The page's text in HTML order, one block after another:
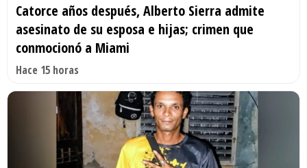
Catorce años después, Alberto Sierra admite
asesinato de su esposa e hijas; crimen que
conmocionó a Miami
Hace 15 horas